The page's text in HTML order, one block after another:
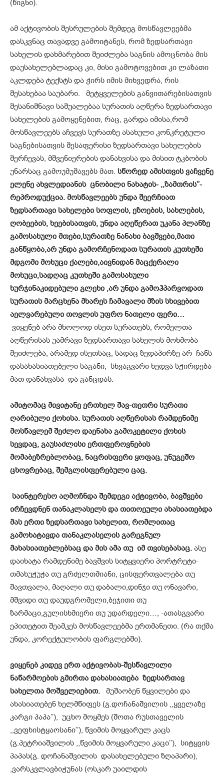
(წიგნი).
ამ აქტივობის შესრულების შემდეგ მოსწავლეებმა
დასკვნაც თავადვე გამოიტანეს, რომ ზედსართავი
სახელის დახმარებით შეიძლება საგნის ამოცნობა მის
დაუსახელებლადაც კი, მისი გამოტოვებით კი ლაზათი
აკლდება ტექსტს და ჭირს იმის მიხვედრა, რის
შესახებაა საუბარი. მეტყველების განვითარებისათვის
შესანიშნავი საშუალებაა სურათის აღწერა ზედსართავი
სახელების გამოყენებით, რაც, გარდა იმისა,რომ
მოსწავლეებს აჩვევს სურათზე ასახული კონკრეტული
საგნებისათვის შესაფერისი ზედსართავი სახელების
შერჩევას, მშვენიერების დანახვისა და მისით ტკბობის
უნარსაც გამოუმუშავებს მათ. სწორედ ამისთვის ვაჩვენე
ელენე ახვლედიანის ცნობილი ნახატის- ,,ზამთრის’’-
რეპროდუქცია. მოსწავლეებს უნდა შეერჩიათ
ზედსართავი სახელები სოფლის, ეზოების, სახლების,
ღობეების, ხეებისათვის, უნდა აღეწერათ უკანა პლანზე
გამოსახული მთები,სურათზე ნანახი ბავშვები,მათი
განწყობა,არ უნდა გამორჩენოდათ სურათის კუთხეში
მდგომი მოხუცი ქალები,აივნიდან მაცქერალი
მოხუცი,სადღაც კუთხეში გამოსახული
ხურჯინაკიდებული გლეხი ,არ უნდა გამოჰპარვოდათ
სურათის მარცხენა მხარეს ჩამავალი მზის სხივებით
აელვარებული თოვლის უფრო ნათელი ფერი…
ვიყენებ არა მხოლოდ ისეთ სურათებს, რომელთა
აღწერისას უამრავი ზედსართავი სახელის მოხმობა
შეიძლება, არამედ ისეთსაც, სადაც ზედაპირზე არ ჩანს
დასახასიათებელი საგანი, სხვაგვარი ხედვა სჭირდება
მათ დანახვასა და განცდას.
ამიტომაც მივიტანე ერთხელ შავ-თეთრი სურათი
ღარიბული ქოხისა. სურათის აღწერისას რამდენიმე
მოსწავლემ შეძლო დაენახა გამოკეტილი ქოხის
სევდაც, გაუსაძლისი ერთფეროვნების
მომაბეზრებლობაც, ნაცრისფერი ყოფაც, უნუგეშო
ცხოვრებაც, შემგლისფერებული ცაც.
საინტერესო აღმოჩნდა შემდეგი აქტივობა, ბავშვები
ირჩევდნენ თანაკლასელს და თითოეული ახასიათებდა
მას ერთი ზედსართავი სახელით, რომლითაც
გამოხატავდა თანაკლასელის გარეგნულ
მახასიათებლებსაც და მის ამა თუ იმ თვისებასაც. ასე
დაიხატა რამდენიმე ბავშვის სიტყვიერი პორტრეტი-
თმახუჭუჭა თუ გრძელთმიანი, ცისფერთვალება თუ
შავთვალა, მაღალი თუ დაბალი,დინჯი თუ ონავარი,
მშვიდი თუ დაუდგრომელი,ბეჯითი თუ
ზარმაცი,გულისხმიერი თუ უდარდელი…, -ათასგვარი
ეპითეტით შეამკეს მოსწავლეებმა ერთმანეთი. (რა თქმა
უნდა, კორექტულობის ფარგლებში).
ვიყენებ კიდევ ერთ აქტივობას-შესწავლილი
ნაწარმოების გმირთა დახასიათება ზედსართავ
სახელთა მოშველიებით. მუშაობენ წყვილები და
ახასიათებენ ხელმწიფეს (გ.დოჩანაშვილის ,,ყველაზე
კარგი პაპა’’), უცხო მოყმეს (შოთა რუსთაველის
,,ვეფხისტყაოსანი’’), წვიმის მოყვარულ კაცს
(გ.პეტრიაშვილის ,,წვიმის მოყვარული კაცი’’), სიტყვის
პაპას(გ. დოჩანაშვილის დასახელებული ზღაპარი),
,ვარსკვლავბიჭუნას (ოსკარ უაილდის